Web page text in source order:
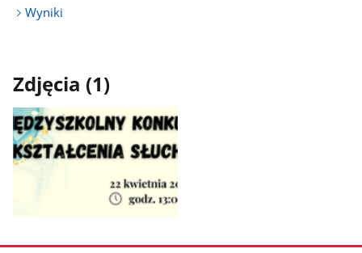
Wyniki
Zdjęcia (1)
zdjęcie